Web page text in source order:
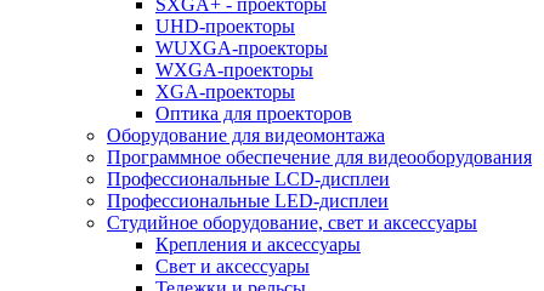
SXGA+ - проекторы
UHD-проекторы
WUXGA-проекторы
WXGA-проекторы
XGA-проекторы
Оптика для проекторов
Оборудование для видеомонтажа
Программное обеспечение для видеооборудования
Профессиональные LCD-дисплеи
Профессиональные LED-дисплеи
Студийное оборудование, свет и аксессуары
Крепления и аксессуары
Свет и аксессуары